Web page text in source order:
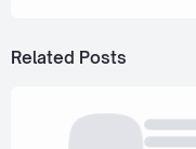
Related Posts